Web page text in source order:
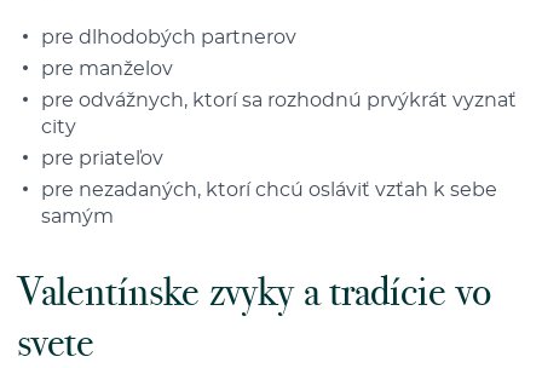
pre dlhodobých partnerov
pre manželov
pre odvážnych, ktorí sa rozhodnú prvýkrát vyznať
city
pre priateľov
pre nezadaných, ktorí chcú osláviť vzťah k sebe
samým
Valentínske zvyky a tradície vo
svete